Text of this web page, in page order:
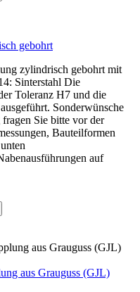
gebohrt
zylindrisch gebohrt mit
Sinterstahl Die
Toleranz H7 und die
Sonderwünsche
Sie bitte vor der
Bauteilformen
auf
aus Grauguss (GJL)